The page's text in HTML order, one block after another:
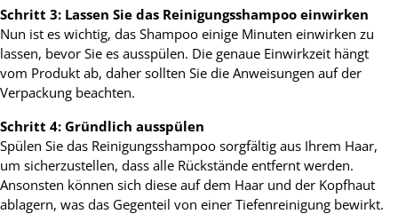
Schritt 3: Lassen Sie das Reinigungsshampoo einwirken
Nun ist es wichtig, das Shampoo einige Minuten einwirken zu
lassen, bevor Sie es ausspülen. Die genaue Einwirkzeit hängt
vom Produkt ab, daher sollten Sie die Anweisungen auf der
Verpackung beachten.
Schritt 4: Gründlich ausspülen
Spülen Sie das Reinigungsshampoo sorgfältig aus Ihrem Haar,
um sicherzustellen, dass alle Rückstände entfernt werden.
Ansonsten können sich diese auf dem Haar und der Kopfhaut
ablagern, was das Gegenteil von einer Tiefenreinigung bewirkt.